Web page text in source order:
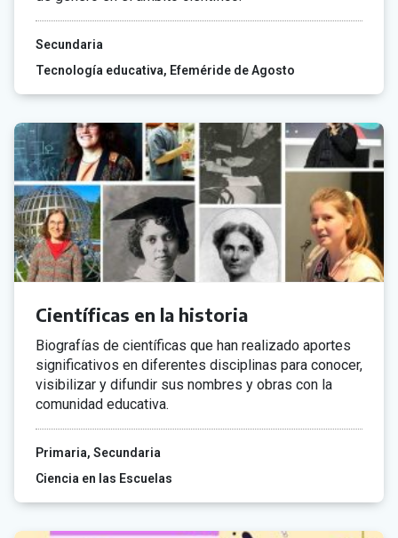
Secundaria
Tecnología educativa
Efeméride de Agosto
Científicas en la historia
Biografías de científicas que han realizado aportes
significativos en diferentes disciplinas para conocer,
visibilizar y difundir sus nombres y obras con la
comunidad educativa.
Primaria Secundaria
Ciencia en las Escuelas